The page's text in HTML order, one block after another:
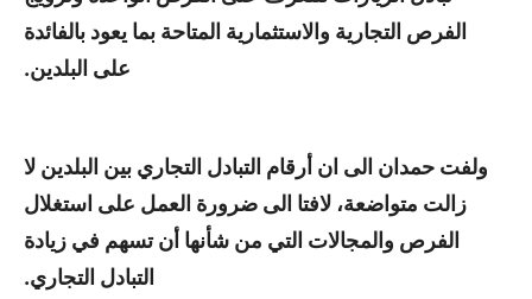
الفرص التجارية والاستثمارية المتاحة بما يعود بالفائدة
على البلدين.
ولفت حمدان الى ان أرقام التبادل التجاري بين البلدين لا
زالت متواضعة، لافتا الى ضرورة العمل على استغلال
الفرص والمجالات التي من شأنها أن تسهم في زيادة
التبادل التجاري.